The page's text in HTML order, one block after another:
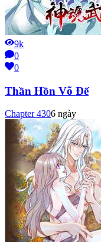
9k
0
0
Thần Hồn Võ Đế
Chapter4306 ngày